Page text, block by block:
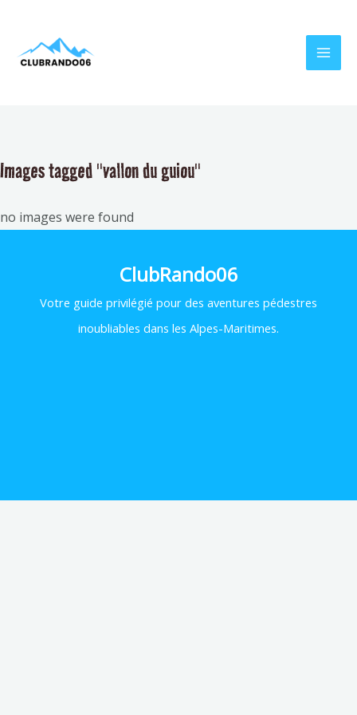
contenu
Images tagged "vallon du guiou"
no images were found
ClubRando06
Votre guide privilégié pour des aventures pédestres
inoubliables dans les Alpes-Maritimes.